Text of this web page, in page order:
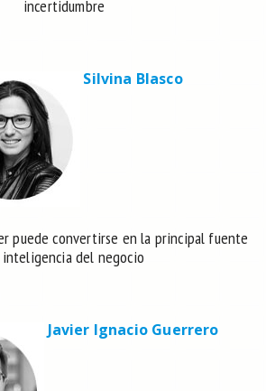
incertidumbre
Silvina Blasco
puede convertirse en la principal fuente
del negocio
Javier Ignacio Guerrero